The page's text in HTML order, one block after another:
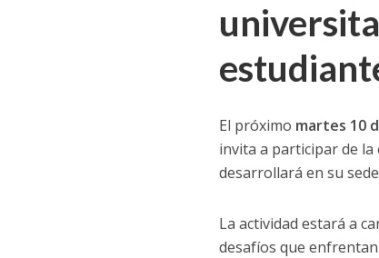
El próximo martes 10
invita a participar de la
desarrollará en su
La actividad estará a
desafíos que